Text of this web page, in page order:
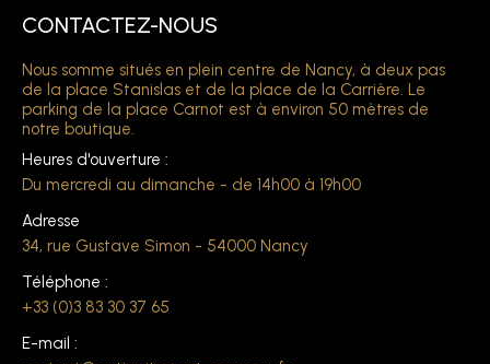
CONTACTEZ-NOUS
Nous somme situés en plein centre de Nancy, à deux pas
de la place Stanislas et de la place de la Carrière. Le
parking de la place Carnot est à environ 50 mètres de
notre boutique.
Heures d'ouverture :
Du mercredi au dimanche - de 14h00 à 19h00
Adresse
34, rue Gustave Simon - 54000 Nancy
Téléphone :
+33 (0)3 83 30 37 65
E-mail :